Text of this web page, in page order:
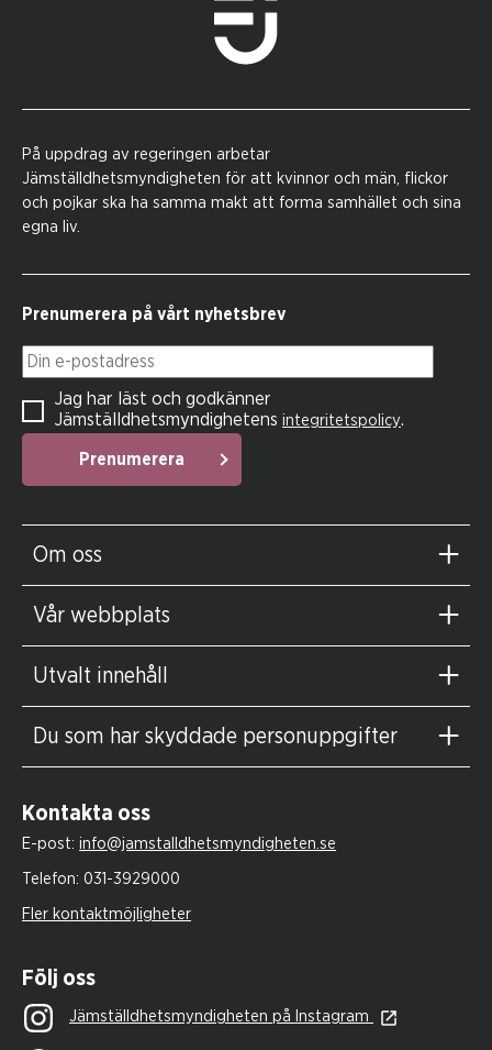
På uppdrag av regeringen arbetar
Jämställdhetsmyndigheten för att kvinnor och män, flickor
och pojkar ska ha samma makt att forma samhället och sina
egna liv.
Prenumerera på vårt nyhetsbrev
Din e-postadress
Prenumerera
Jag har läst och godkänner
Jämställdhetsmyndighetens integritetspolicy.
Om oss
Vår webbplats
Utvalt innehåll
Du som har skyddade personuppgifter
Kontakta oss
E-post: info@jamstalldhetsmyndigheten.se
Telefon: 031-3929000
Fler kontaktmöjligheter
Följ oss
Jämställdhetsmyndigheten på Instagram